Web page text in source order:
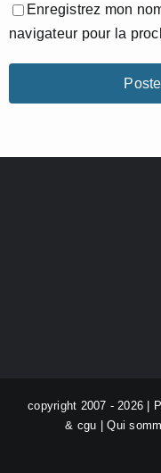
Enregistrez mon
navigateur pour la
copyright 2007 - 2026 |
& cgu |Qui